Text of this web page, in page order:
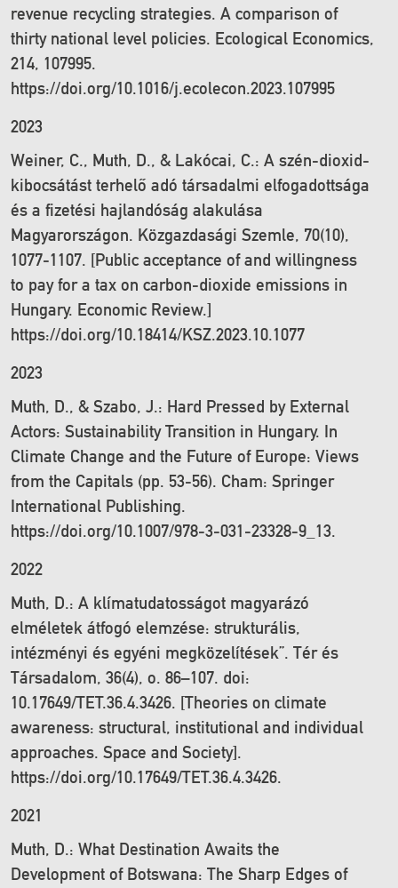
revenue recycling strategies. A comparison of
thirty national level policies. Ecological Economics,
214, 107995.
https://doi.org/10.1016/j.ecolecon.2023.107995
2023
Weiner, C., Muth, D., & Lakócai, C.: A szén-dioxid-
kibocsátást terhelő adó társadalmi elfogadottsága
és a fizetési hajlandóság alakulása
Magyarországon. Közgazdasági Szemle, 70(10),
1077-1107. [Public acceptance of and willingness
to pay for a tax on carbon-dioxide emissions in
Hungary. Economic Review.]
https://doi.org/10.18414/KSZ.2023.10.1077
2023
Muth, D., & Szabo, J.: Hard Pressed by External
Actors: Sustainability Transition in Hungary. In
Climate Change and the Future of Europe: Views
from the Capitals (pp. 53-56). Cham: Springer
International Publishing.
https://doi.org/10.1007/978-3-031-23328-9_13.
2022
Muth, D.: A klímatudatosságot magyarázó
elméletek átfogó elemzése: strukturális,
intézményi és egyéni megközelítések”. Tér és
Társadalom, 36(4), o. 86–107. doi:
10.17649/TET.36.4.3426. [Theories on climate
awareness: structural, institutional and individual
approaches. Space and Society].
https://doi.org/10.17649/TET.36.4.3426.
2021
Muth, D.: What Destination Awaits the
Development of Botswana: The Sharp Edges of